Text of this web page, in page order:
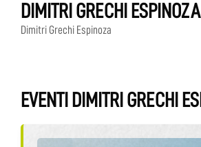
DIMITRI GRECHI ESPINOZA
Dimitri Grechi Espinoza
EVENTI DIMITRI GRECHI